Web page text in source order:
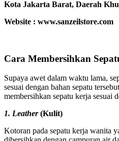
Kota Jakarta Barat, Daerah
Website : www.sanzeilstore.com
Cara Membersihkan
Supaya awet dalam waktu lama,
sesuai dengan bahan sepatu
membersihkan sepatu kerja sesuai
1. Leather(Kulit)
Kotoran pada sepatu kerja wanita